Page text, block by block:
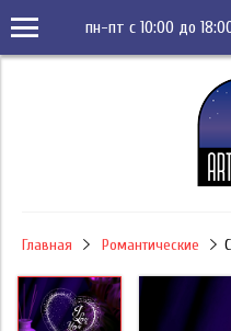
пн-пт с 10:00 до
Главная Романтические